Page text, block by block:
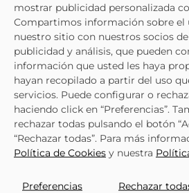
LO ÚLTIMO QUE HAS
mostrar publicidad personalizada
Compartimos información sobre el
nuestro sitio con nuestros socios de
publicidad y análisis, que pueden
información que usted les haya
hayan recopilado a partir del uso
servicios. Puede configurar o
haciendo click en “Preferencias”.
rechazar todas pulsando el botón
“Rechazar todas”. Para más
Política de Cookies y nuestra
Preferencias Rechazar